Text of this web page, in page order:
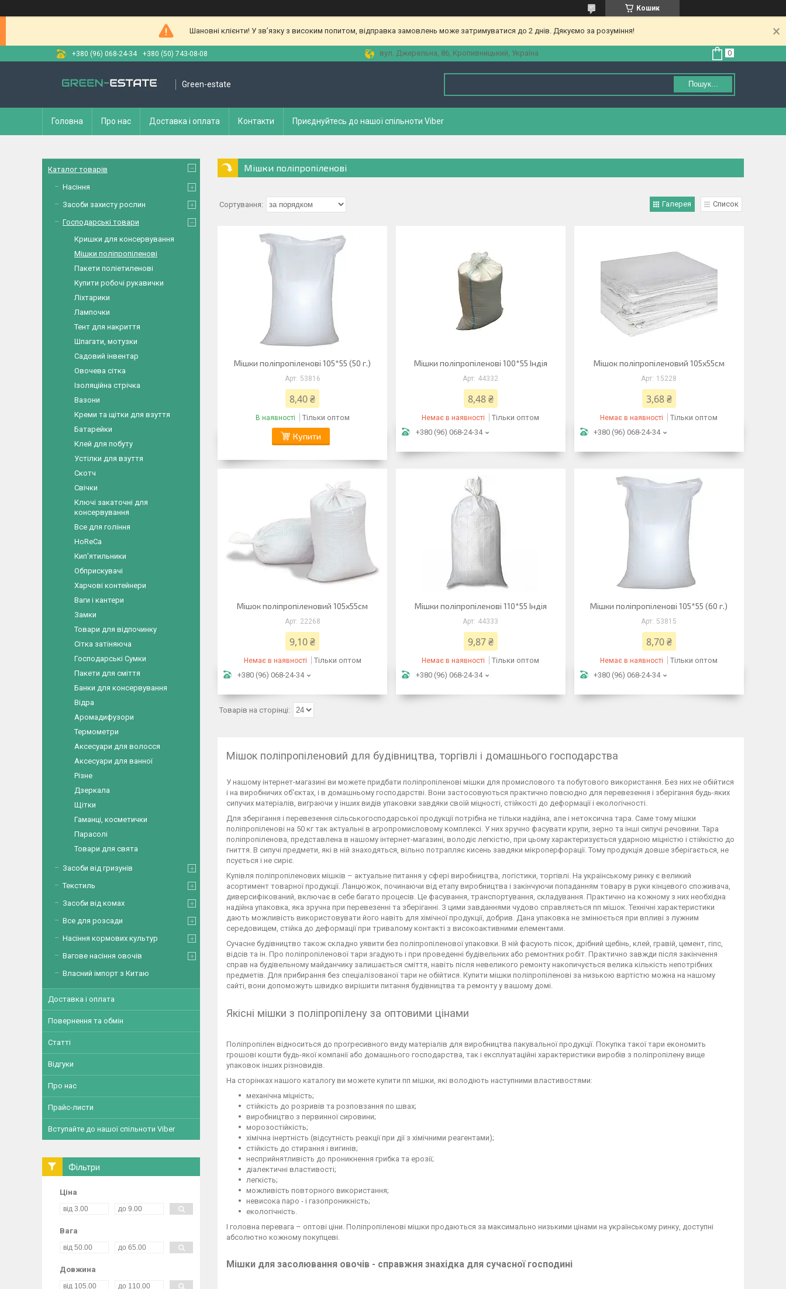
Кошик
Шановні клієнти! У зв’язку з високим попитом, відправка замовлень може затримуватися до 2 днів. Дякуємо за розуміння!
+380 (96) 068-24-34 +380 (50) 743-08-08 вул. Джерельна, 86, Кропивницький, Україна
Green-estate Пошук...
Головна Про нас Доставка і оплата Контакти Приєднуйтесь до нашої спільноти Viber
Мішки поліпропіленові
Галерея Список
Мішки поліпропіленові 105*55 (50 г.)
53816
8,40 ₴
В наявності Тільки оптом
Купити
Мішки поліпропіленові 100*55 Індія
44332
8,48 ₴
Немає в наявності
Тільки оптом
+380 (96) 068-24-34
Мішок поліпропіленовий 105х55см
15228
3,68 ₴
Немає в наявності
Тільки оптом
+380 (96) 068-24-34
Мішок поліпропіленовий 105х55см
22268
9,10 ₴
Немає в наявності
Тільки оптом
+380 (96) 068-24-34
Мішки поліпропіленові 110*55 Індія
44333
9,87 ₴
Немає в наявності
Тільки оптом
+380 (96) 068-24-34
Мішки поліпропіленові 105*55 (60 г.)
53815
8,70 ₴
Немає в наявності
Тільки оптом
+380 (96) 068-24-34
Мішок поліпропіленовий для будівництва, торгівлі і домашнього господарства
У нашому інтернет-магазині ви можете придбати поліпропіленові мішки для промислового та побутового використання. Без них не обійтися
і на виробничих об'єктах, і в домашньому господарстві. Вони застосовуються практично повсюдно для перевезення і зберігання будь-яких
сипучих матеріалів, виграючи у інших видів упаковки завдяки своїй міцності, стійкості до деформації і екологічності.
Для зберігання і перевезення сільськогосподарської продукції потрібна не тільки надійна, але і нетоксична тара. Саме тому мішки
поліпропіленові на 50 кг так актуальні в агропромисловому комплексі. У них зручно фасувати крупи, зерно та інші сипучі речовини. Тара
поліпропіленова, представлена в нашому інтернет-магазині, володіє легкістю, при цьому характеризується ударною міцністю і стійкістю до
гниття. В сипучі предмети, які в ній знаходяться, вільно потрапляє кисень завдяки мікроперфорації. Тому продукція довше зберігається, не
псується і не сиріє.
Купівля поліпропіленових мішків – актуальне питання у сфері виробництва, логістики, торгівлі. На українському ринку є великий
асортимент товарної продукції. Ланцюжок, починаючи від етапу виробництва і закінчуючи попаданням товару в руки кінцевого споживача,
диверсифікований, включає в себе багато процесів. Це фасування, транспортування, складування. Практично на кожному з них необхідна
надійна упаковка, яка зручна при перевезенні та зберіганні. З цими завданнями чудово справляється пп мішок. Технічні характеристики
дають можливість використовувати його навіть для хімічної продукції, добрив. Дана упаковка не змінюється при впливі з лужним
середовищем, стійка до деформації при тривалому контакті з високоактивними елементами.
Сучасне будівництво також складно уявити без поліпропіленової упаковки. В ній фасують пісок, дрібний щебінь, клей, гравій, цемент, гіпс,
відсів та ін. Про поліпропіленової тари згадують і при проведенні будівельних або ремонтних робіт. Практично завжди після закінчення
справ на будівельному майданчику залишається сміття, навіть після невеликого ремонту накопичується велика кількість непотрібних
предметів. Для прибирання без спеціалізованої тари не обійтися. Купити мішки поліпропіленові за низькою вартістю можна на нашому
сайті, вони допоможуть швидко вирішити питання будівництва та ремонту у вашому домі.
Якісні мішки з поліпропілену за оптовими цінами
Поліпропілен відноситься до прогресивного виду матеріалів для виробництва пакувальної продукції. Покупка такої тари економить
грошові кошти будь-якої компанії або домашнього господарства, так і експлуатаційні характеристики виробів з поліпропілену вище
упаковок інших різновидів.
На сторінках нашого каталогу ви можете купити пп мішки, які володіють наступними властивостями:
механічна міцність;
стійкість до розривів та розповзання по швах;
виробництво з первинної сировини;
морозостійкість;
хімічна інертність (відсутність реакції при дії з хімічними реагентами);
стійкість до стирання і вигинів;
несприйнятливість до проникнення грибка та ерозії;
діалектичні властивості;
легкість;
можливість повторного використання;
невисока паро - і газопроникність;
екологічність.
І головна перевага – оптові ціни. Поліпропіленові мішки продаються за максимально низькими цінами на українському ринку, доступні
абсолютно кожному покупцеві.
Мішки для засолювання овочів - справжня знахідка для сучасної господині
Каталог товарів
Насіння
Засоби захисту рослин
Господарські товари
Кришки для консервування
Мішки поліпропіленові
Пакети поліетиленові
Купити робочі рукавички
Ліхтарики
Лампочки
Тент для накриття
Шпагати, мотузки
Садовий інвентар
Овочева сітка
Ізоляційна стрічка
Вазони
Креми та щітки для взуття
Батарейки
Клей для побуту
Устілки для взуття
Скотч
Свічки
Ключі закаточні для
консервування
Все для гоління
HoReCa
Кип'ятильники
Обприскувачі
Харчові контейнери
Ваги і кантери
Замки
Товари для відпочинку
Сітка затіняюча
Господарські Сумки
Пакети для сміття
Банки для консервування
Відра
Аромадифузори
Термометри
Аксесуари для волосся
Аксесуари для ванної
Різне
Дзеркала
Щітки
Гаманці, косметички
Парасолі
Товари для свята
Засоби від гризунів
Текстиль
Засоби від комах
Все для розсади
Насіння кормових культур
Вагове насіння овочів
Власний імпорт з Китаю
Доставка і оплата
Повернення та обмін
Статті
Відгуки
Про нас
Прайс-листи
Вступайте до нашої спільноти Viber
Фільтри
Ціна
Вага
Довжина